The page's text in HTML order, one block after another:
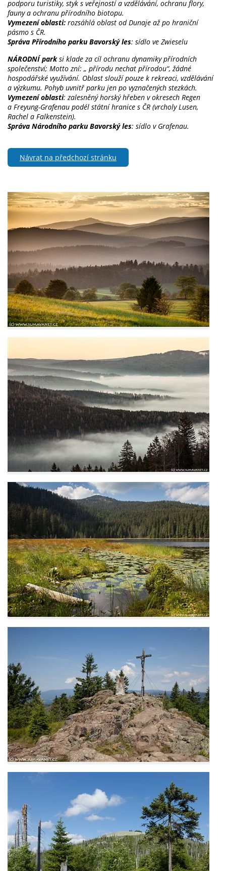
podporu turistiky, styk s veřejností a vzdělávání, ochranu flory,
fauny a ochranu přírodního biotopu.
Vymezení oblasti: rozsáhlá oblast od Dunaje až po hraniční
pásmo s ČR.
Správa Přírodního parku Bavorský les: sídlo ve Zwieselu
NÁRODNÍ parksi klade za cíl ochranu dynamiky přírodních
společenství; Motto zní: „ přírodu nechat přírodou“, žádné
hospodářské využívání. Oblast slouží pouze k rekreaci, vzdělávání
a výzkumu. Pohyb uvnitř parku jen po vyznačených stezkách.
Vymezení oblasti: zalesněný horský hřeben v okresech Regen
a Freyung-Grafenau podél státní hranice s ČR (vrcholy Lusen,
Rachel a Falkenstein).
Správa Národního parku Bavorský les: sídlo v Grafenau.
Návrat na předchozí stránku